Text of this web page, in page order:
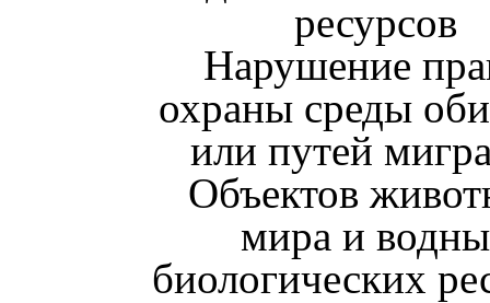
ресурсов
Нарушение
охраны среды
или путей
Объектов
мира и
биологических